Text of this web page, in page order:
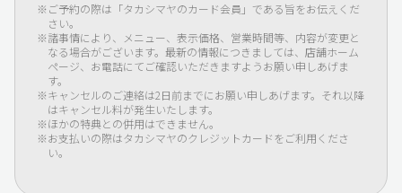
ご予約の際は「タカシマヤのカード会員」である旨をお伝えくだ
さい。
諸事情により、メニュー、表示価格、営業時間等、内容が変更と
なる場合がございます。最新の情報につきましては、店舗ホーム
ページ、お電話にてご確認いただきますようお願い申しあげま
す。
キャンセルのご連絡は2日前までにお願い申しあげます。それ以降
はキャンセル料が発生いたします。
ほかの特典との併用はできません。
お支払いの際はタカシマヤのクレジットカードをご利用くださ
い。